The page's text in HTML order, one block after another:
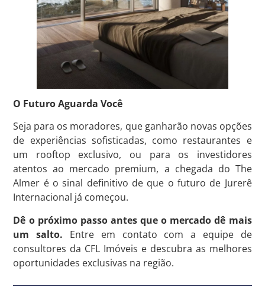
O Futuro Aguarda Você
Seja para os moradores, que ganharão novas opções
de experiências sofisticadas, como restaurantes e
um rooftop exclusivo, ou para os investidores
atentos ao mercado premium, a chegada do The
Almer é o sinal definitivo de que o futuro de Jurerê
Internacional já começou.
Dê o próximo passo antes que o mercado dê mais
um salto.
Entre em contato com a equipe de
consultores da CFL Imóveis e descubra as melhores
oportunidades exclusivas na região.